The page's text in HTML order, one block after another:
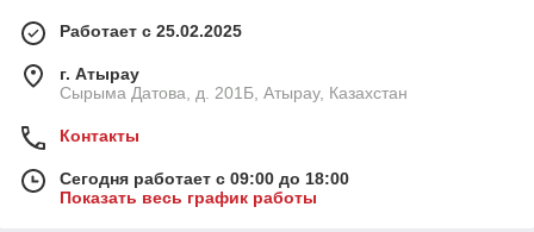
Работает с 25.02.2025
г. Атырау
Сырыма Датова, д. 201Б, Атырау, Казахстан
Контакты
Сегодня работает с 09:00 до 18:00
Показать весь график работы